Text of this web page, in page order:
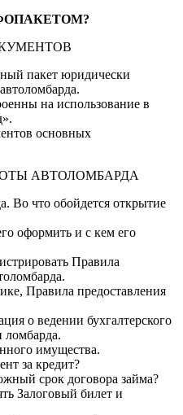
пакет юридически
на использование в
основных
АВТОЛОМБАРДА
Во что обойдется открытие
оформить и с кем его
Правила
Правила предоставления
о ведении бухгалтерского
ломбарда.
имущества.
за кредит?
срок договора займа?
Залоговый билет и